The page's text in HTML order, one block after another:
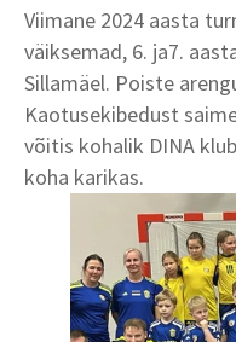
Viimane 2024 aasta
väiksemad, 6. ja7.
Sillamäel. Poiste
Kaotusekibedust
võitis kohalik DINA
koha karikas.